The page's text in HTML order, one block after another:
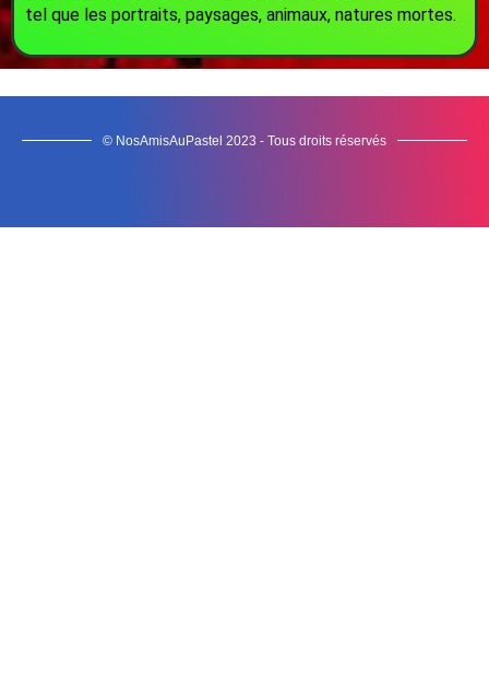
tel que les portraits, paysages, animaux, natures mortes.
© NosAmisAuPastel 2023 - Tous droits réservés